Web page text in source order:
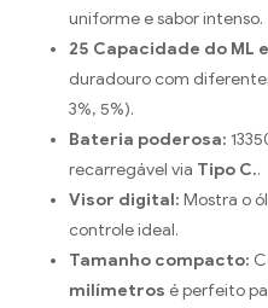
uniforme e sabor intenso.
25 Capacidade do ML
duradouro com
3%, 5%).
Bateria poderosa:
recarregável via Tipo C..
Visor digital: Mostra o
controle ideal.
Tamanho compacto:
milímetros é perfeito